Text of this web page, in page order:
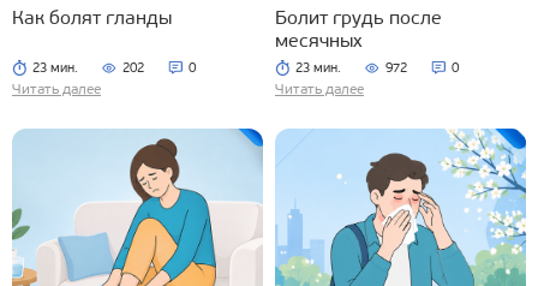
Как болят гланды
23 мин. 202 0
Читать далее
Болит грудь после
месячных
23 мин. 972 0
Читать далее